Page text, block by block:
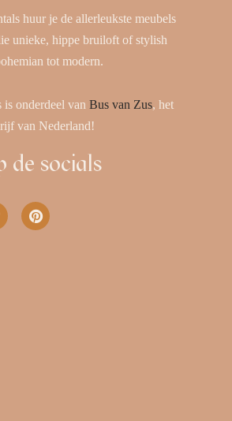
huur je de allerleukste meubels
unieke, hippe bruiloft of stylish
tot modern.
is onderdeel vanBus van Zus, het
van Nederland!
de socials